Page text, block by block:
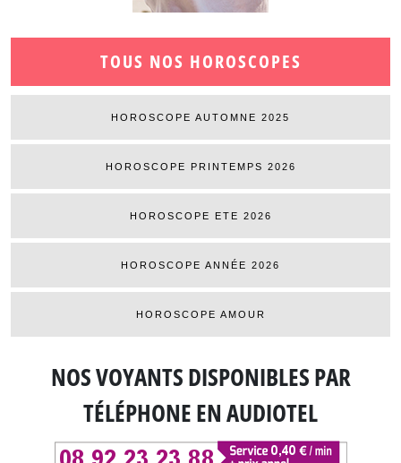
TOUS NOS HOROSCOPES
HOROSCOPE AUTOMNE 2025
HOROSCOPE PRINTEMPS 2026
HOROSCOPE ETE 2026
HOROSCOPE ANNÉE 2026
HOROSCOPE AMOUR
NOS VOYANTS DISPONIBLESPAR
TÉLÉPHONE EN AUDIOTEL